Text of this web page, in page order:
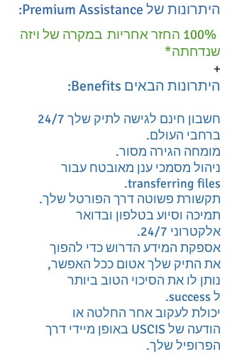
היתרונות של Premium Assistance:
100% החזר אחריות
במקרה של ויזה
שנדחתה*
+
היתרונות הבאים Benefits:
חשבון חינם לגישה לתיק שלך 24/7
ברחבי העולם.
מומחה הגירה מסור.
ניהול מסמכי ענן מאובטח עבור
transferring files.
תקשורת פשוטה דרך הפורטל שלך.
תמיכה וסיוע בטלפון ובדואר
אלקטרוני 24/7.
אספקת המידע הדרוש כדי להפוך
את התיק שלך אטום ככל האפשר,
נותן לו את הסיכוי הטוב ביותר
ל success.
יכולת לעקוב אחר החלטה או
הודעה של USCIS באופן מיידי דרך
הפרופיל שלך.